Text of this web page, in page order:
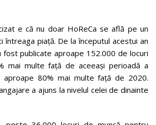
e că nu doar HoReCa se află pe un
întreaga piață. De la începutul acestui an
fost publicate aproape 152.000 de locuri
mai multe față de aceeași perioadă a
aproape 80% mai multe față de 2020.
a ajuns la nivelul celei de dinainte